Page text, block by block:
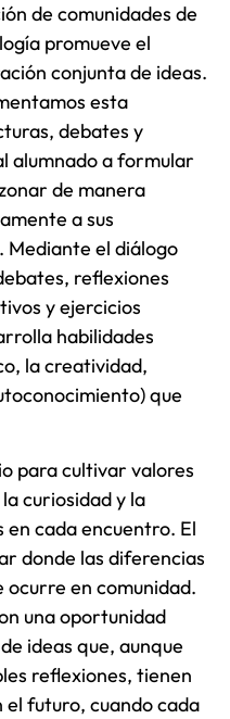
de comunidades de
promueve el
conjunta de ideas.
esta
debates y
alumnado a formular
de manera
a sus
Mediante el diálogo
reflexiones
y ejercicios
habilidades
la creatividad,
que
para cultivar valores
curiosidad y la
cada encuentro. El
donde las diferencias
ocurre en comunidad.
una oportunidad
ideas que, aunque
reflexiones, tienen
futuro, cuando cada